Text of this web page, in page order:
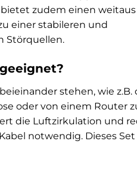
zudem einen weitaus
einer stabileren und
Störquellen.
stehen, wie z.B.
oder von einem Router
die Luftzirkulation und
notwendig. Dieses Set